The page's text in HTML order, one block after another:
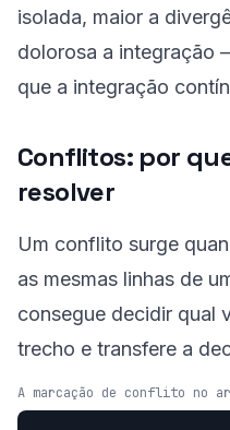
isolada, maior a
dolorosa a integração
que a integração
Conflitos: por
resolver
Um conflito surge
as mesmas linhas de
consegue decidir qual
trecho e transfere a
A marcação de conflito no